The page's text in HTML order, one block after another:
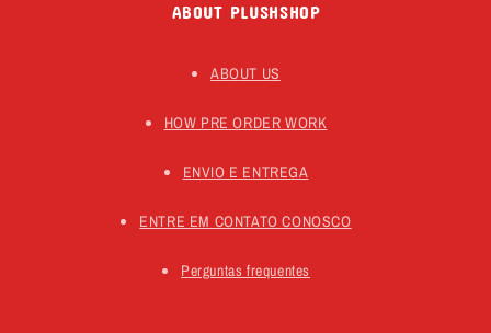
ABOUT PLUSHSHOP
ABOUT US
HOW PRE ORDER WORK
ENVIO E ENTREGA
ENTRE EM CONTATO CONOSCO
Perguntas frequentes